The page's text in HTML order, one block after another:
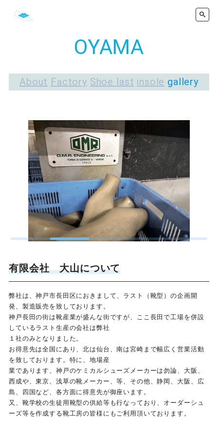
OYAMA
About Factory Shoe last insole gallery
有限会社 大山について
弊社は、神戸市長田区におきまして、ラスト（靴型）の企画開
発、製造販売を致しております。
神戸長田の街は靴産業が盛んな街ですが、ここ長田で工場を併設
しているラスト生産の会社は弊社
１社のみとなりました。
お得意先は全国にあり、北は仙台、南は宮崎まで幅広く営業活動
を致しております。特に、地場産
業であります、神戸のケミカルシューズメーカーは勿論、大阪、
西成や、東京、浅草の靴メーカー、等、その他、静岡、大阪、広
島、四国など、各方面に得意先が御座います。
又、靴学校の生徒用靴型の供給等も行なっており、オーダーシュ
ーズ等を作成する靴工房の皆様にもご利用頂いております。